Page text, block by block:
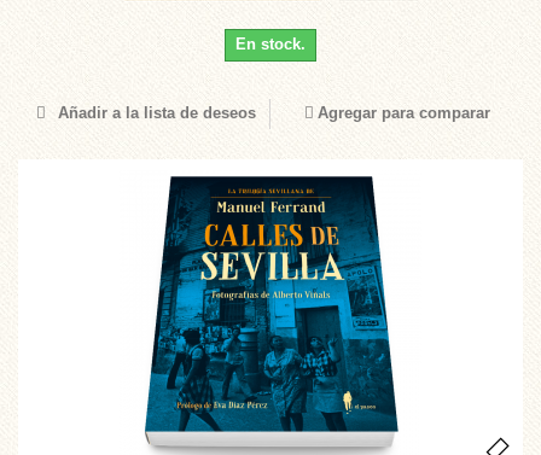
En stock.
Añadir a la lista de deseos Agregar para comparar